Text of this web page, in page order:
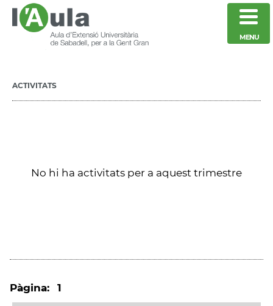
MENU
ACTIVITATS
No hi ha activitats per a aquest trimestre
Pàgina: 1